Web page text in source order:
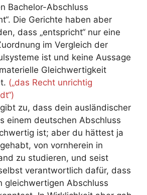
Bachelor-Abschluss
Die Gerichte haben aber
dass „entspricht“ nur eine
im Vergleich der
ist und keine Aussage
Gleichwertigkeit
(„das Recht unrichtig
zu, dass dein ausländischer
einem deutschen Abschluss
ist; aber du hättest ja
von vornherein in
zu studieren, und seist
verantwortlich dafür, dass
gleichwertigen Abschluss